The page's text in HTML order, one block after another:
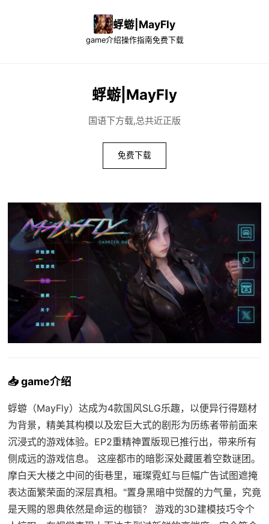
蜉蝣|MayFly
game介绍操作指南免费下载
蜉蝣|MayFly
国语下方载,总共近正版
免费下载
📥 game介绍
蜉蝣（MayFly）达成为4款国风SLG乐趣，以便异行得题材
为背景，精美其构模以及宏巨大式的剧形为历练者带前面来
沉浸式的游戏体验。EP2重精神置版现已推行出，带来所有
侧成远的游戏信息。 这座都市的暗影深处藏匿着空数谜团。
摩白天大楼之中间的街巷里，璀璨霓虹与巨幅广告试图遮掩
表达面繁荣面的深层真相。"置身黑暗中觉醒的力气量，究竟
是天赐的恩典依然是命运的枷锁？ 游戏的3D建模技巧令个